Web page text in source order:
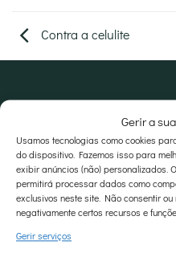
Gerir a
Usamos tecnologias como cookies
do dispositivo. Fazemos isso para
exibir anúncios (não) personalizados.
permitirá processar dados como
exclusivos neste site. Não consentir
negativamente certos recursos e
Gerir serviços
Contra a celulite
visitar